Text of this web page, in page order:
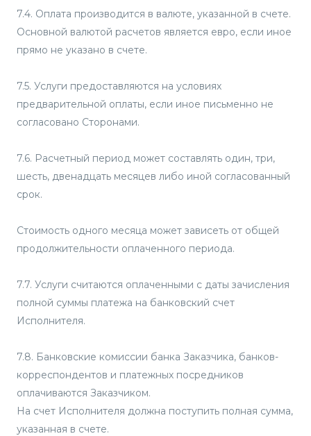
7.4. Оплата производится в валюте, указанной в счете.
Основной валютой расчетов является евро, если иное
прямо не указано в счете.
7.5. Услуги предоставляются на условиях
предварительной оплаты, если иное письменно не
согласовано Сторонами.
7.6. Расчетный период может составлять один, три,
шесть, двенадцать месяцев либо иной согласованный
срок.
Стоимость одного месяца может зависеть от общей
продолжительности оплаченного периода.
7.7. Услуги считаются оплаченными с даты зачисления
полной суммы платежа на банковский счет
Исполнителя.
7.8. Банковские комиссии банка Заказчика, банков-
корреспондентов и платежных посредников
оплачиваются Заказчиком.
На счет Исполнителя должна поступить полная сумма,
указанная в счете.